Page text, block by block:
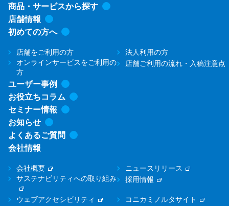
商品・サービスから探す
店舗情報
初めての方へ
店舗をご利用の方
法人利用の方
オンラインサービスをご利用の
方
店舗ご利用の流れ・入稿注意点
ユーザー事例
お役立ちコラム
セミナー情報
お知らせ
よくあるご質問
会社情報
会社概要
ニュースリリース
サステナビリティへの取り組み
採用情報
ウェブアクセシビリティ コニカミノルタサイト